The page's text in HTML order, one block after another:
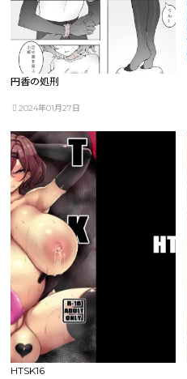
円香の処刑
2024年01月27日
HTSK16